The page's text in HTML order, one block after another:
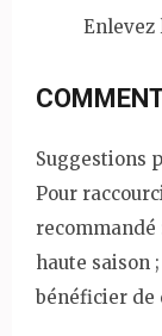
Enlevez
Suggestions
Pour
recommandé
haute saison
bénéficier de